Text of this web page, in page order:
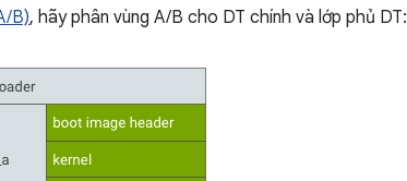
B), hãy phân vùng A/B cho DT chính và lớp phủ DT: